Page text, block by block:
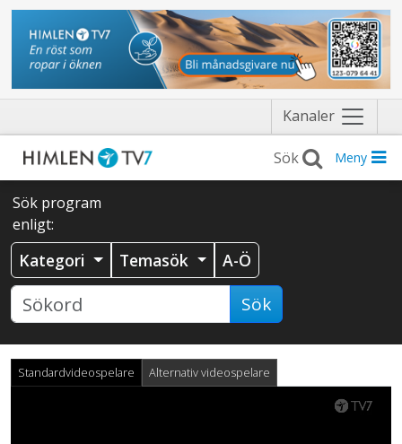
Kanaler Näytä
valikko
Meny
Sök program
enligt:
Kategori Temasök A-Ö
Sök
Standardvideospelare Alternativ videospelare